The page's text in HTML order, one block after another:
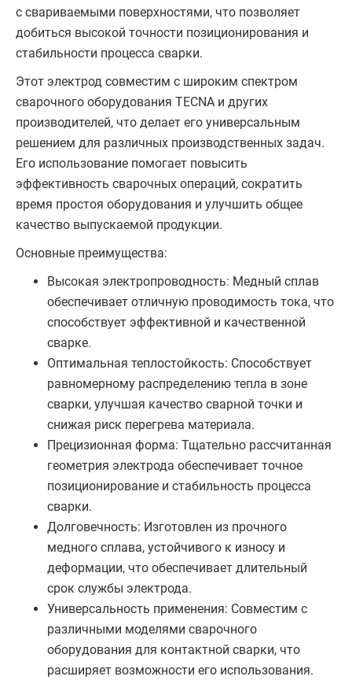
с свариваемыми поверхностями, что позволяет
добиться высокой точности позиционирования и
стабильности процесса сварки.
Этот электрод совместим с широким спектром
сварочного оборудования TECNA и других
производителей, что делает его универсальным
решением для различных производственных задач.
Его использование помогает повысить
эффективность сварочных операций, сократить
время простоя оборудования и улучшить общее
качество выпускаемой продукции.
Основные преимущества:
Высокая электропроводность: Медный сплав
обеспечивает отличную проводимость тока, что
способствует эффективной и качественной
сварке.
Оптимальная теплостойкость: Способствует
равномерному распределению тепла в зоне
сварки, улучшая качество сварной точки и
снижая риск перегрева материала.
Прецизионная форма: Тщательно рассчитанная
геометрия электрода обеспечивает точное
позиционирование и стабильность процесса
сварки.
Долговечность: Изготовлен из прочного
медного сплава, устойчивого к износу и
деформации, что обеспечивает длительный
срок службы электрода.
Универсальность применения: Совместим с
различными моделями сварочного
оборудования для контактной сварки, что
расширяет возможности его использования.